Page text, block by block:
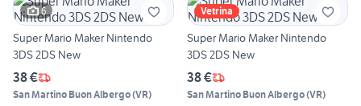
6
Super Mario Maker Nintendo
3DS 2DS New
38 €
San Martino Buon Albergo(VR)
Vetrina
Super Mario Maker Nintendo
3DS 2DS New
38 €
San Martino Buon Albergo(VR)